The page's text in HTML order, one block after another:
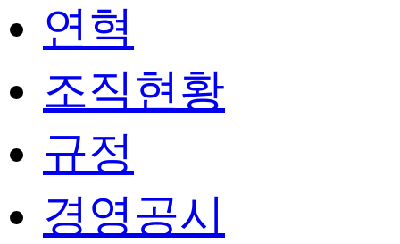
연혁
조직현황
규정
경영공시